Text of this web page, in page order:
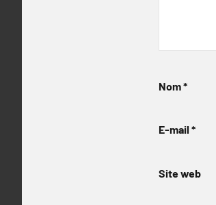
Nom*
E-mail *
Site web